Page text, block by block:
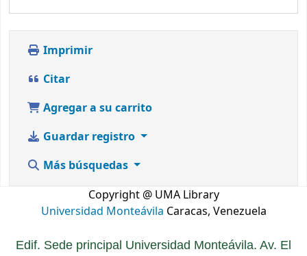
Imprimir
Citar
Agregar a su carrito
Guardar registro
Más búsquedas
Copyright @ UMA Library
Universidad Monteávila Caracas, Venezuela
Edif. Sede principal Universidad Monteávila. Av. El